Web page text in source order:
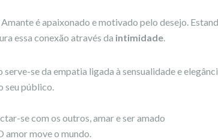
é apaixonado e motivado pelo desejo.
essa conexão através da intimidade.
serve-se da empatia ligada à sensualidade e
seu público.
se com os outros, amar e ser amado
amor move o mundo.